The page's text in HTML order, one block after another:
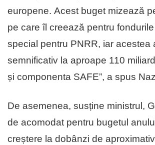
europene. Acest buget mizează
pe care îl creează pentru
special pentru PNRR, iar acestea
semnificativ la aproape 110
și componenta SAFE”, a spus
De asemenea, susține ministrul,
de acomodat pentru bugetul
creștere la dobânzi de